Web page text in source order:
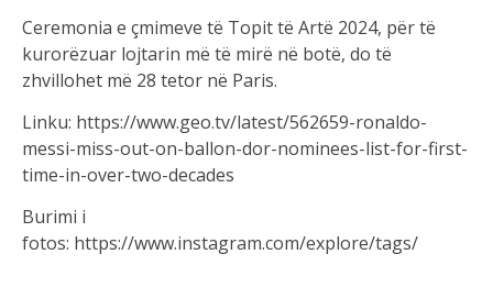
Ceremonia e çmimeve të Topit të Artë 2024, për të
kurorëzuar lojtarin më të mirë në botë, do të
zhvillohet më 28 tetor në Paris.
Linku: https://www.geo.tv/latest/562659-ronaldo-
messi-miss-out-on-ballon-dor-nominees-list-for-first-
time-in-over-two-decades
Burimi i
fotos: https://www.instagram.com/explore/tags/